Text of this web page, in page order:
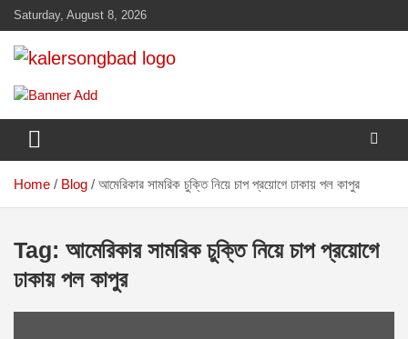
Skip
to
content
Saturday, August 8, 2026
কালের সংবাদ
Home Blog আমেরিকার সামরিক চুক্তি নিয়ে চাপ প্রয়োগে ঢাকায় পল কাপুর
Tag: আমেরিকার সামরিক চুক্তি নিয়ে চাপ প্রয়োগে
ঢাকায় পল কাপুর